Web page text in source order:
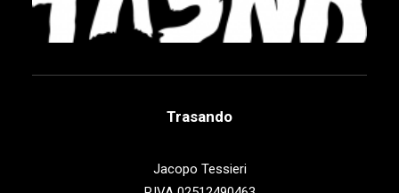
Trasando
Jacopo Tessieri